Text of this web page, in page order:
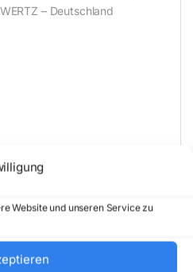
Website und unseren Service zu
– Deutschland